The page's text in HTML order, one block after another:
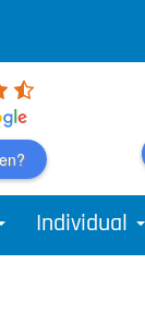
Individual